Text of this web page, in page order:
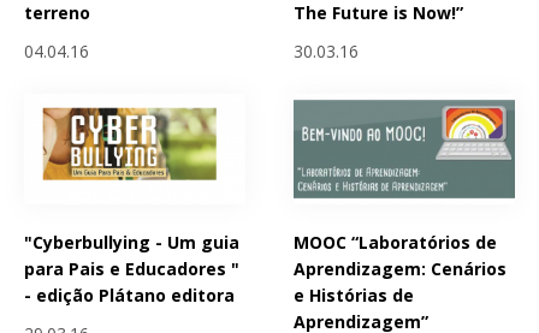
terreno
04.04.16
The Future is Now!”
30.03.16
"Cyberbullying - Um guia
para Pais e Educadores "
- edição Plátano editora
MOOC “Laboratórios de
Aprendizagem: Cenários
e Histórias de
Aprendizagem”